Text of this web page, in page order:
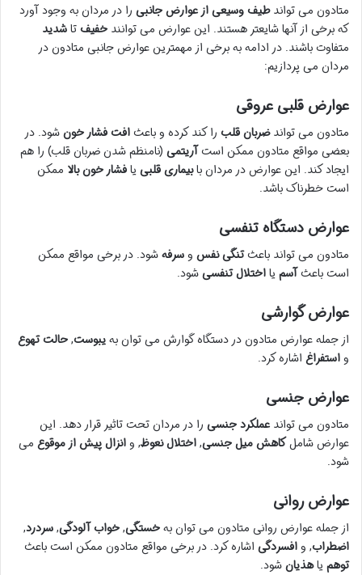
متادون می تواندطیف وسیعی از عوارض جانبی را در مردان به وجود آورد
که برخی از آنها شایعتر هستند. این عوارض می توانند خفیفتاشدید
متفاوت باشند. در ادامه به برخی از مهمترین عوارض جانبی متادون در
مردان می پردازیم:
عوارض قلبی عروقی
متادون می تواندضربان قلب را کند کرده و باعثافت فشار خونشود. در
بعضی مواقع متادون ممکن استآریتمی (نامنظم شدن ضربان قلب) را هم
ایجاد کند. این عوارض در مردان بابیماری قلبییافشار خون بالا ممکن
است خطرناک باشد.
عوارض دستگاه تنفسی
متادون می تواند باعثتنگی نفس وسرفهشود. در برخی مواقع ممکن
است باعثآسمیااختلال تنفسیشود.
عوارض گوارشی
از جمله عوارض متادون در دستگاه گوارش می توان بهیبوست,حالت تهوع
واستفراغ اشاره کرد.
عوارض جنسی
متادون می تواند عملکرد جنسی را در مردان تحت تاثیر قرار دهد. این
عوارض شاملکاهش میل جنسی,اختلال نعوظ, وانزال پیش از موقوع می
شود.
عوارض روانی
از جمله عوارض روانی متادون می توان بهخستگی,خواب آلودگی,سردرد,
اضطراب, وافسردگی اشاره کرد. در برخی مواقع متادون ممکن است باعث
توهمیاهذیانشود.